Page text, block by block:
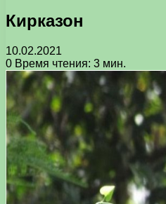
Кирказон
10.02.2021
0 Время чтения: 3 мин.